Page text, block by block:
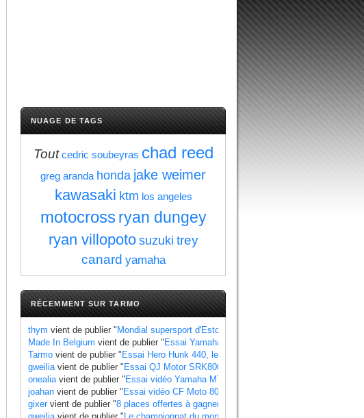
NUAGE DE TAGS
Tout cedric soubeyras chad reed
greg aranda honda jake weimer
kawasaki ktm los angeles
motocross ryan dungey
ryan villopoto suzuki trey
canard yamaha
RÉCEMMENT SUR TARMO
thym vient de publier " Mondial supersport d'Estoril : Manzi se rapproche du titre au
Made In Belgium vient de publier " Essai Yamaha Ténéré 700 World Raid, les points
Tarmo vient de publier " Essai Hero Hunk 440, les points à retenir
gweiliavient de publier " Essai QJ Motor SRK800, les points à retenir
onealiavient de publier " Essai vidéo Yamaha MT 07 2025 standard et Y AMT
joahan vient de publier " Essai vidéo CF Moto 800 MT X
gixervient de publier "8 places offertes à gagner pour le Grand Prix de France 2025